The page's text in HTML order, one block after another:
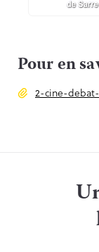
Pour en
2-cine-debat-